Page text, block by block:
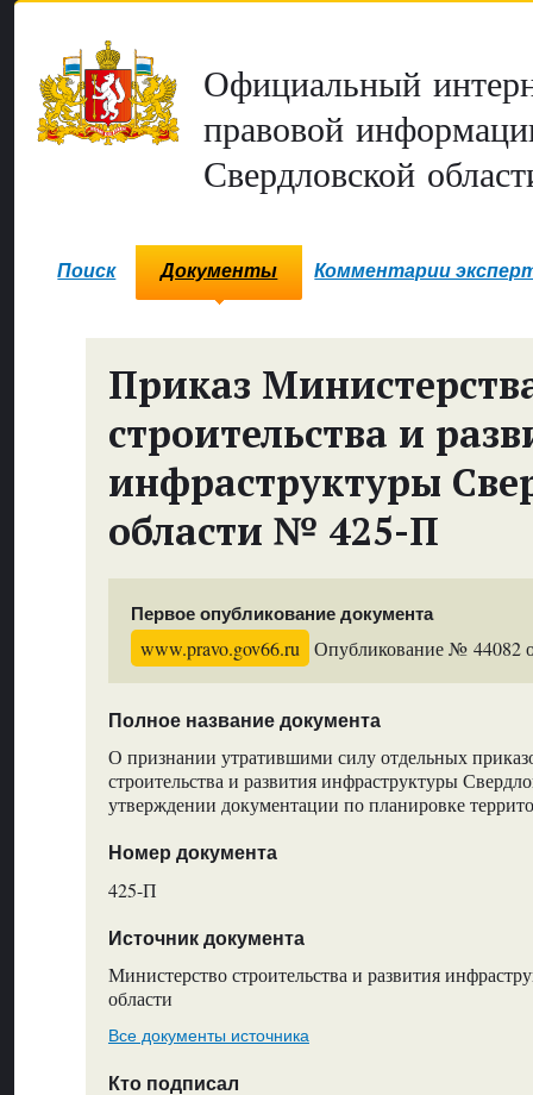
Официальный
правовой
Свердловской
Поиск Документы Комментарии
Приказ
строительства и
инфраструктуры
области № 425-П
Первое опубликование документа
www.pravo.gov66.ru Опубликование № 44082
Полное название документа
О признании утратившими силу отдельных
строительства и развития инфраструктуры
утверждении документации по планировке
Номер документа
425-П
Источник документа
Министерство строительства и развития
области
Все документы источника
Кто подписал